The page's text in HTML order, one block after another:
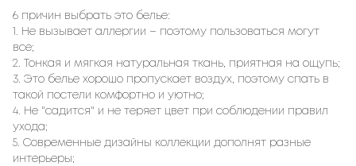
6 причин выбрать это белье:
1. Не вызывает аллергии – поэтому пользоваться могут
все;
2. Тонкая и мягкая натуральная ткань, приятная на ощупь;
3. Это белье хорошо пропускает воздух, поэтому спать в
такой постели комфортно и уютно;
4. Не "садится" и не теряет цвет при соблюдении правил
ухода;
5. Современные дизайны коллекции дополнят разные
интерьеры;